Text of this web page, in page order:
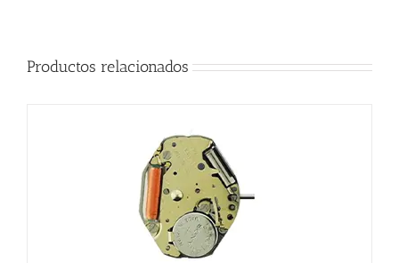
Productos relacionados